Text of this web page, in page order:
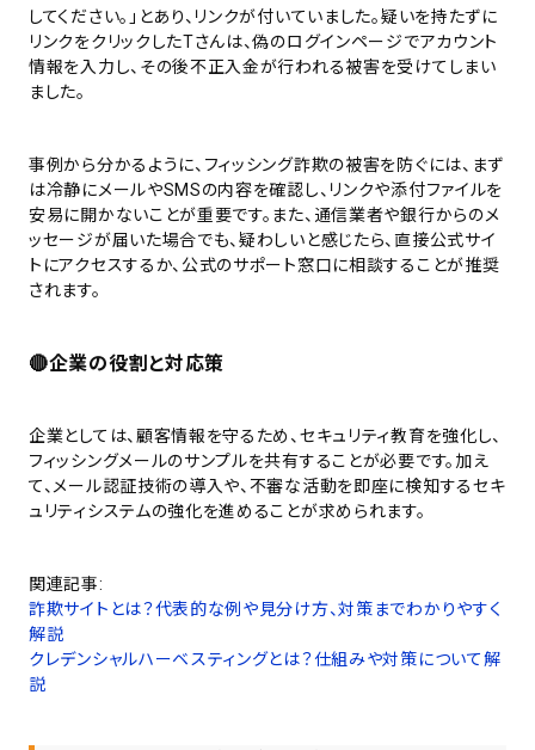
してください。」とあり、リンクが付いていました。疑いを持たずに
リンクをクリックしたTさんは、偽のログインページでアカウント
情報を入力し、その後不正入金が行われる被害を受けてしまい
ました。
事例から分かるように、フィッシング詐欺の被害を防ぐには、まず
は冷静にメールやSMSの内容を確認し、リンクや添付ファイルを
安易に開かないことが重要です。また、通信業者や銀行からのメ
ッセージが届いた場合でも、疑わしいと感じたら、直接公式サイ
トにアクセスするか、公式のサポート窓口に相談することが推奨
されます。
🔴企業の役割と対応策
企業としては、顧客情報を守るため、セキュリティ教育を強化し、
フィッシングメールのサンプルを共有することが必要です。加え
て、メール認証技術の導入や、不審な活動を即座に検知するセキ
ュリティシステムの強化を進めることが求められます。
関連記事:
詐欺サイトとは？代表的な例や見分け方、対策までわかりやすく
解説
クレデンシャルハーベスティングとは？仕組みや対策について解
説